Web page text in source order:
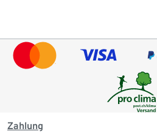
Zahlung